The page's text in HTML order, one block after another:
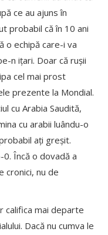
ce au ajuns în
probabil că în 10 ani
o echipă care-i va
n ițari. Doar că rușii
cel mai prost
prezente la Mondial.
cu Arabia Saudită,
cu arabii luându-o
ați greșit.
0. Încă o dovadă a
cronici, nu de
califica mai departe
Dacă nu cumva le